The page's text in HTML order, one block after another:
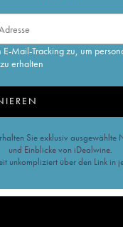
E-Mail-Tracking zu, um
erhalten
Sie exklusiv ausgewählte
und Einblicke von iDealwine.
unkompliziert über den Link in